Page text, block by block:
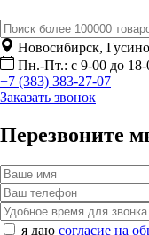
Новосибирск,
Пн.-Пт.: с 9-00 до 18-
+7 (383) 383-27-07
Заказать звонок
Перезвоните
я даю согласие на